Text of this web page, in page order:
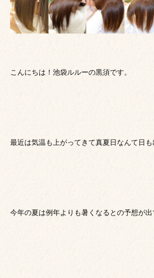
こんにちは！池袋ルルーの黒須です。
最近は気温も上がってきて真夏日なんて日も
今年の夏は例年よりも暑くなるとの予想が出